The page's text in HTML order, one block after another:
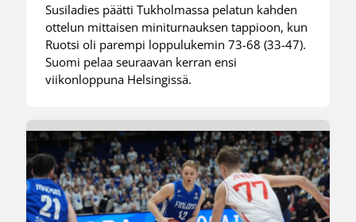
Susiladies päätti Tukholmassa pelatun kahden
ottelun mittaisen miniturnauksen tappioon, kun
Ruotsi oli parempi loppulukemin 73-68 (33-47).
Suomi pelaa seuraavan kerran ensi
viikonloppuna Helsingissä.